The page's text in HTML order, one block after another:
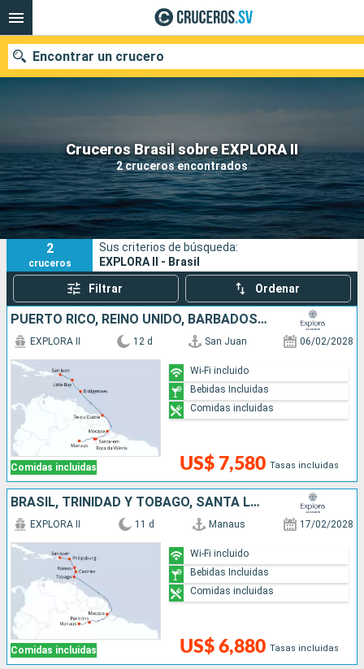
Cruceros Brasil sobre EXPLORA II
2 cruceros encontrados
Encontrar un crucero
Nuestros destinos
Fecha de salida
Puertos Compañías
2
cruceros
Sus criterios de búsqueda:
EXPLORA II - Brasil
Filtrar Ordenar
PUERTO RICO, REINO UNIDO, BARBADOS, ANTIGUA Y BARBUDA, BRASIL
Comidas incluidas
EXPLORA II 12 d San Juan 06/02/2028
US$ 7,580 Tasas incluidas
Wi-Fi incluido
Bebidas Incluidas
Comidas incluidas
BRASIL, TRINIDAD Y TOBAGO, SANTA LUCIA, DOMINICA, SAN MARTÍN, PUERTO RICO
Comidas incluidas
EXPLORA II 11 d Manaus 17/02/2028
US$ 6,880 Tasas incluidas
Wi-Fi incluido
Bebidas Incluidas
Comidas incluidas